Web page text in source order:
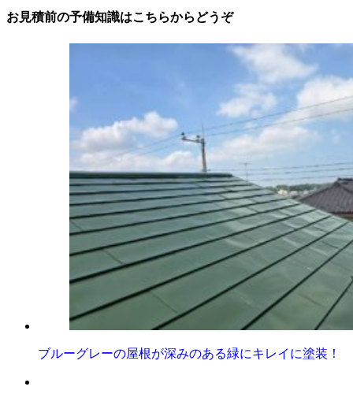
お見積前の予備知識はこちらからどうぞ
ブルーグレーの屋根が深みのある緑にキレイに塗装！